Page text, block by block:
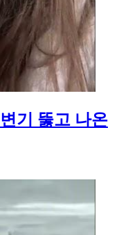
기 뚫고 나온